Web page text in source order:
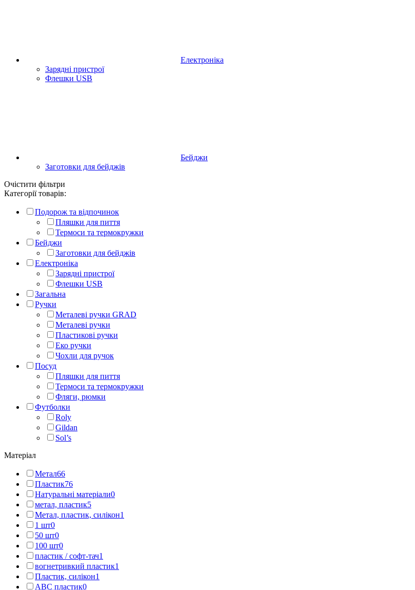
Електроніка
Зарядні пристрої
Флешки USB
Бейджи
Заготовки для бейджів
Очістити фільтри
Категорії товарів:
Подорож та відпочинок
Пляшки для пиття
Термоси та термокружки
Бейджи
Заготовки для бейджів
Електроніка
Зарядні пристрої
Флешки USB
Загальна
Ручки
Металеві ручки GRAD
Металеві ручки
Пластикові ручки
Еко ручки
Чохли для ручок
Посуд
Пляшки для пиття
Термоси та термокружки
Фляги, рюмки
Футболки
Roly
Gildan
Sol’s
Матеріал
Метал66
Пластик76
Натуральні матеріали0
метал, пластик5
Метал, пластик, силікон1
1 шт0
50 шт0
100 шт0
пластик / софт-тач1
вогнетривкий пластик1
Пластик, силікон1
АВС пластик0